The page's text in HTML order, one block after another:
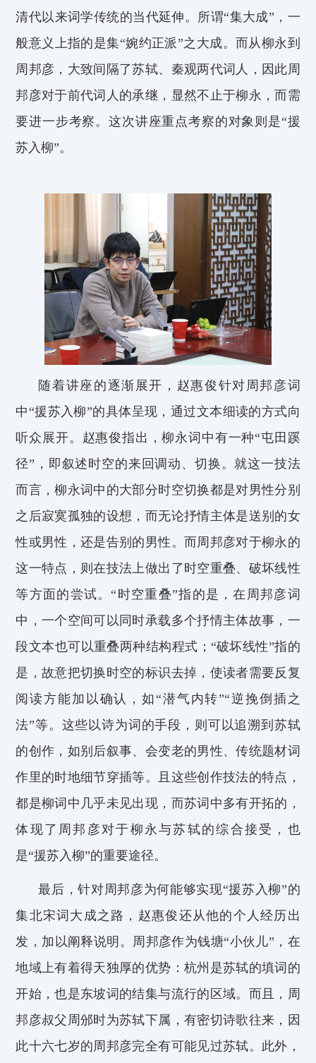
清代以来词学传统的当代延伸。 所谓“集大成”，一
般意义上指的是集“婉约正派”之大成。而从柳永到
周邦彦，大致间隔了苏轼、秦观两代词人，因此周
邦彦对于前代词人 的承继，显然不止于柳永，而需
要进一步考察。这次讲座重点考察的对象则是“援
苏入柳”。
随着讲座的逐渐展开， 赵惠俊针对周邦彦词
中“援苏入柳”的具体呈现 ，通过文本细读的方式向
听众展开。 赵惠俊指出，柳永词中有一种“屯田蹊
径”，即叙述时空的来回调动、切换。就这一技法
而言，柳永词中的大部分时空切换都是对男性分别
之后寂寞孤独的设想，而无论抒情主体是送别的女
性或男性，还是告别的男性。而周邦彦对于柳永的
这一特点，则在技法上做出了时空重叠、破坏线性
等方面的尝试。 “时空重叠”指 的是 ，在周邦彦词
中，一个空间可以同时承载多个抒情主体故事，一
段文本也可以重叠两种结构程式 ；“破坏线性”指的
是，故意把切换时空的标识去掉，使读者需要反复
阅读方能加以确认，如“潜气内转”“逆挽倒插之
法”等。这些以诗为词的手段，则可以追溯到苏轼
的创作，如别后叙事、会变老的男性、传统题材词
作里的时地细节穿插等。
且 这些创作技法的特点，
都是柳词中几乎未见出现，而苏词中多有开拓的，
体现了周邦彦对于柳永与苏轼的综合接受，也
是“援苏入柳”的重要途径。
最后，针对周邦彦为何能够实现“援苏入柳”的
集北宋词大成之路， 赵惠俊还从他的个人经历出
发，加以阐释说明。周邦彦作为钱塘“小伙儿” ，在
地域上有着得天独厚的优势：杭州是苏轼的填词的
开始，也是东坡词的结集与流行的区域。而且，周
邦彦叔父周邠时为苏轼下属，有密切诗歌往来，因
此十六七岁的周邦彦完全有可能见过苏轼。此外，